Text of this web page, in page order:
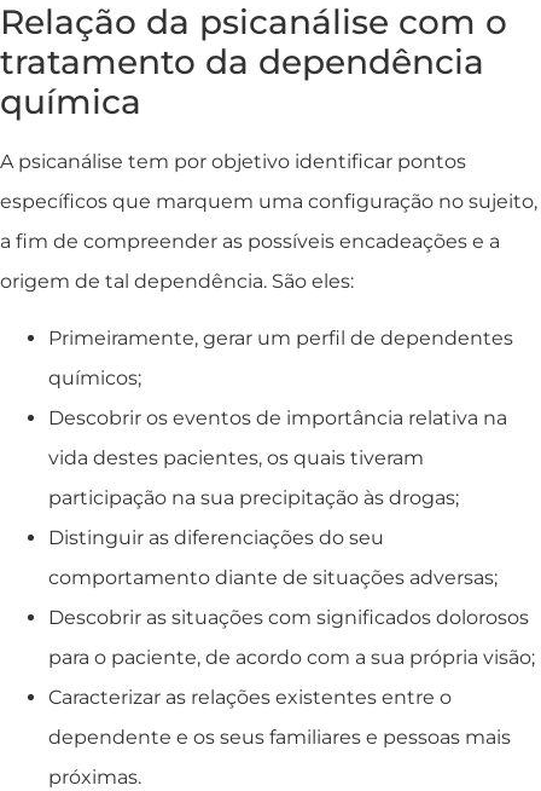
Relação da psicanálise com o
tratamento da dependência
química
A psicanálise tem por objetivo identificar pontos
específicos que marquem uma configuração no sujeito,
a fim de compreender as possíveis encadeações e a
origem de tal dependência. São eles:
Primeiramente, gerar um perfil de dependentes
químicos;
Descobrir os eventos de importância relativa na
vida destes pacientes, os quais tiveram
participação na sua precipitação às drogas;
Distinguir as diferenciações do seu
comportamento diante de situações adversas;
Descobrir as situações com significados dolorosos
para o paciente, de acordo com a sua própria visão;
Caracterizar as relações existentes entre o
dependente e os seus familiares e pessoas mais
próximas.